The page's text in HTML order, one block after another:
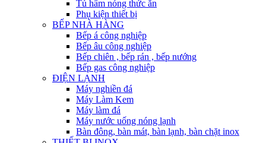
Tủ hâm nóng thức ăn
Phụ kiện thiết bị
BẾP NHÀ HÀNG
Bếp á công nghiệp
Bếp âu công nghiệp
Bếp chiên , bếp rán , bếp nướng
Bếp gas công nghiệp
ĐIỆN LẠNH
Máy nghiền đá
Máy Làm Kem
Máy làm đá
Máy nước uống nóng lạnh
Bàn đông, bàn mát, bàn lạnh, bàn chặt inox